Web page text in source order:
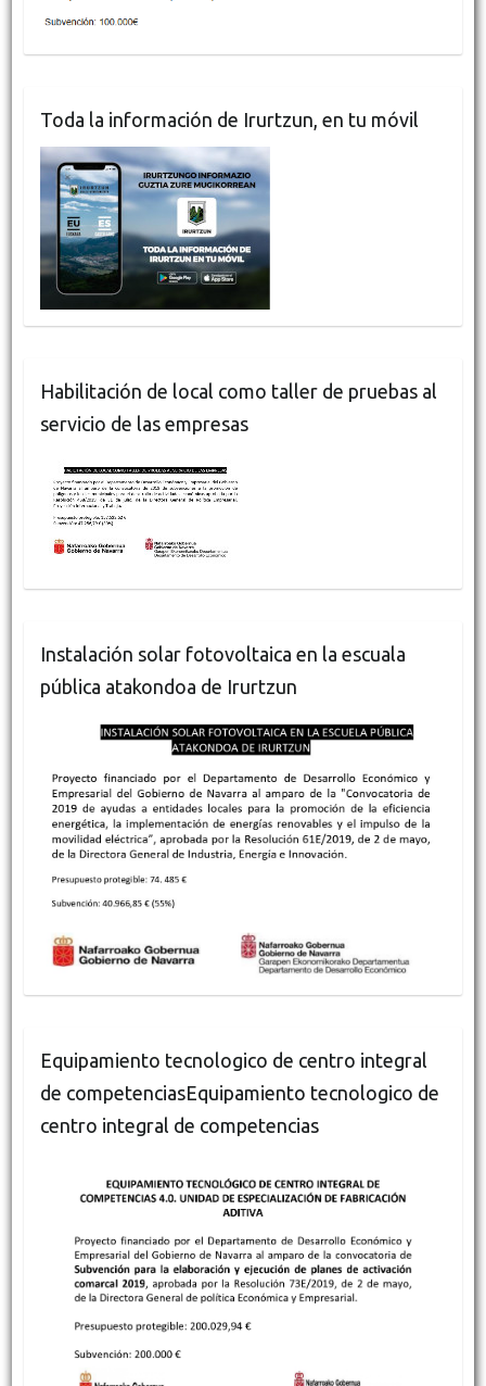
Toda la información de Irurtzun, en tu móvil
Habilitación de local como taller de pruebas al
servicio de las empresas
Instalación solar fotovoltaica en la escuala
pública atakondoa de Irurtzun
Equipamiento tecnologico de centro integral
de competenciasEquipamiento tecnologico de
centro integral de competencias